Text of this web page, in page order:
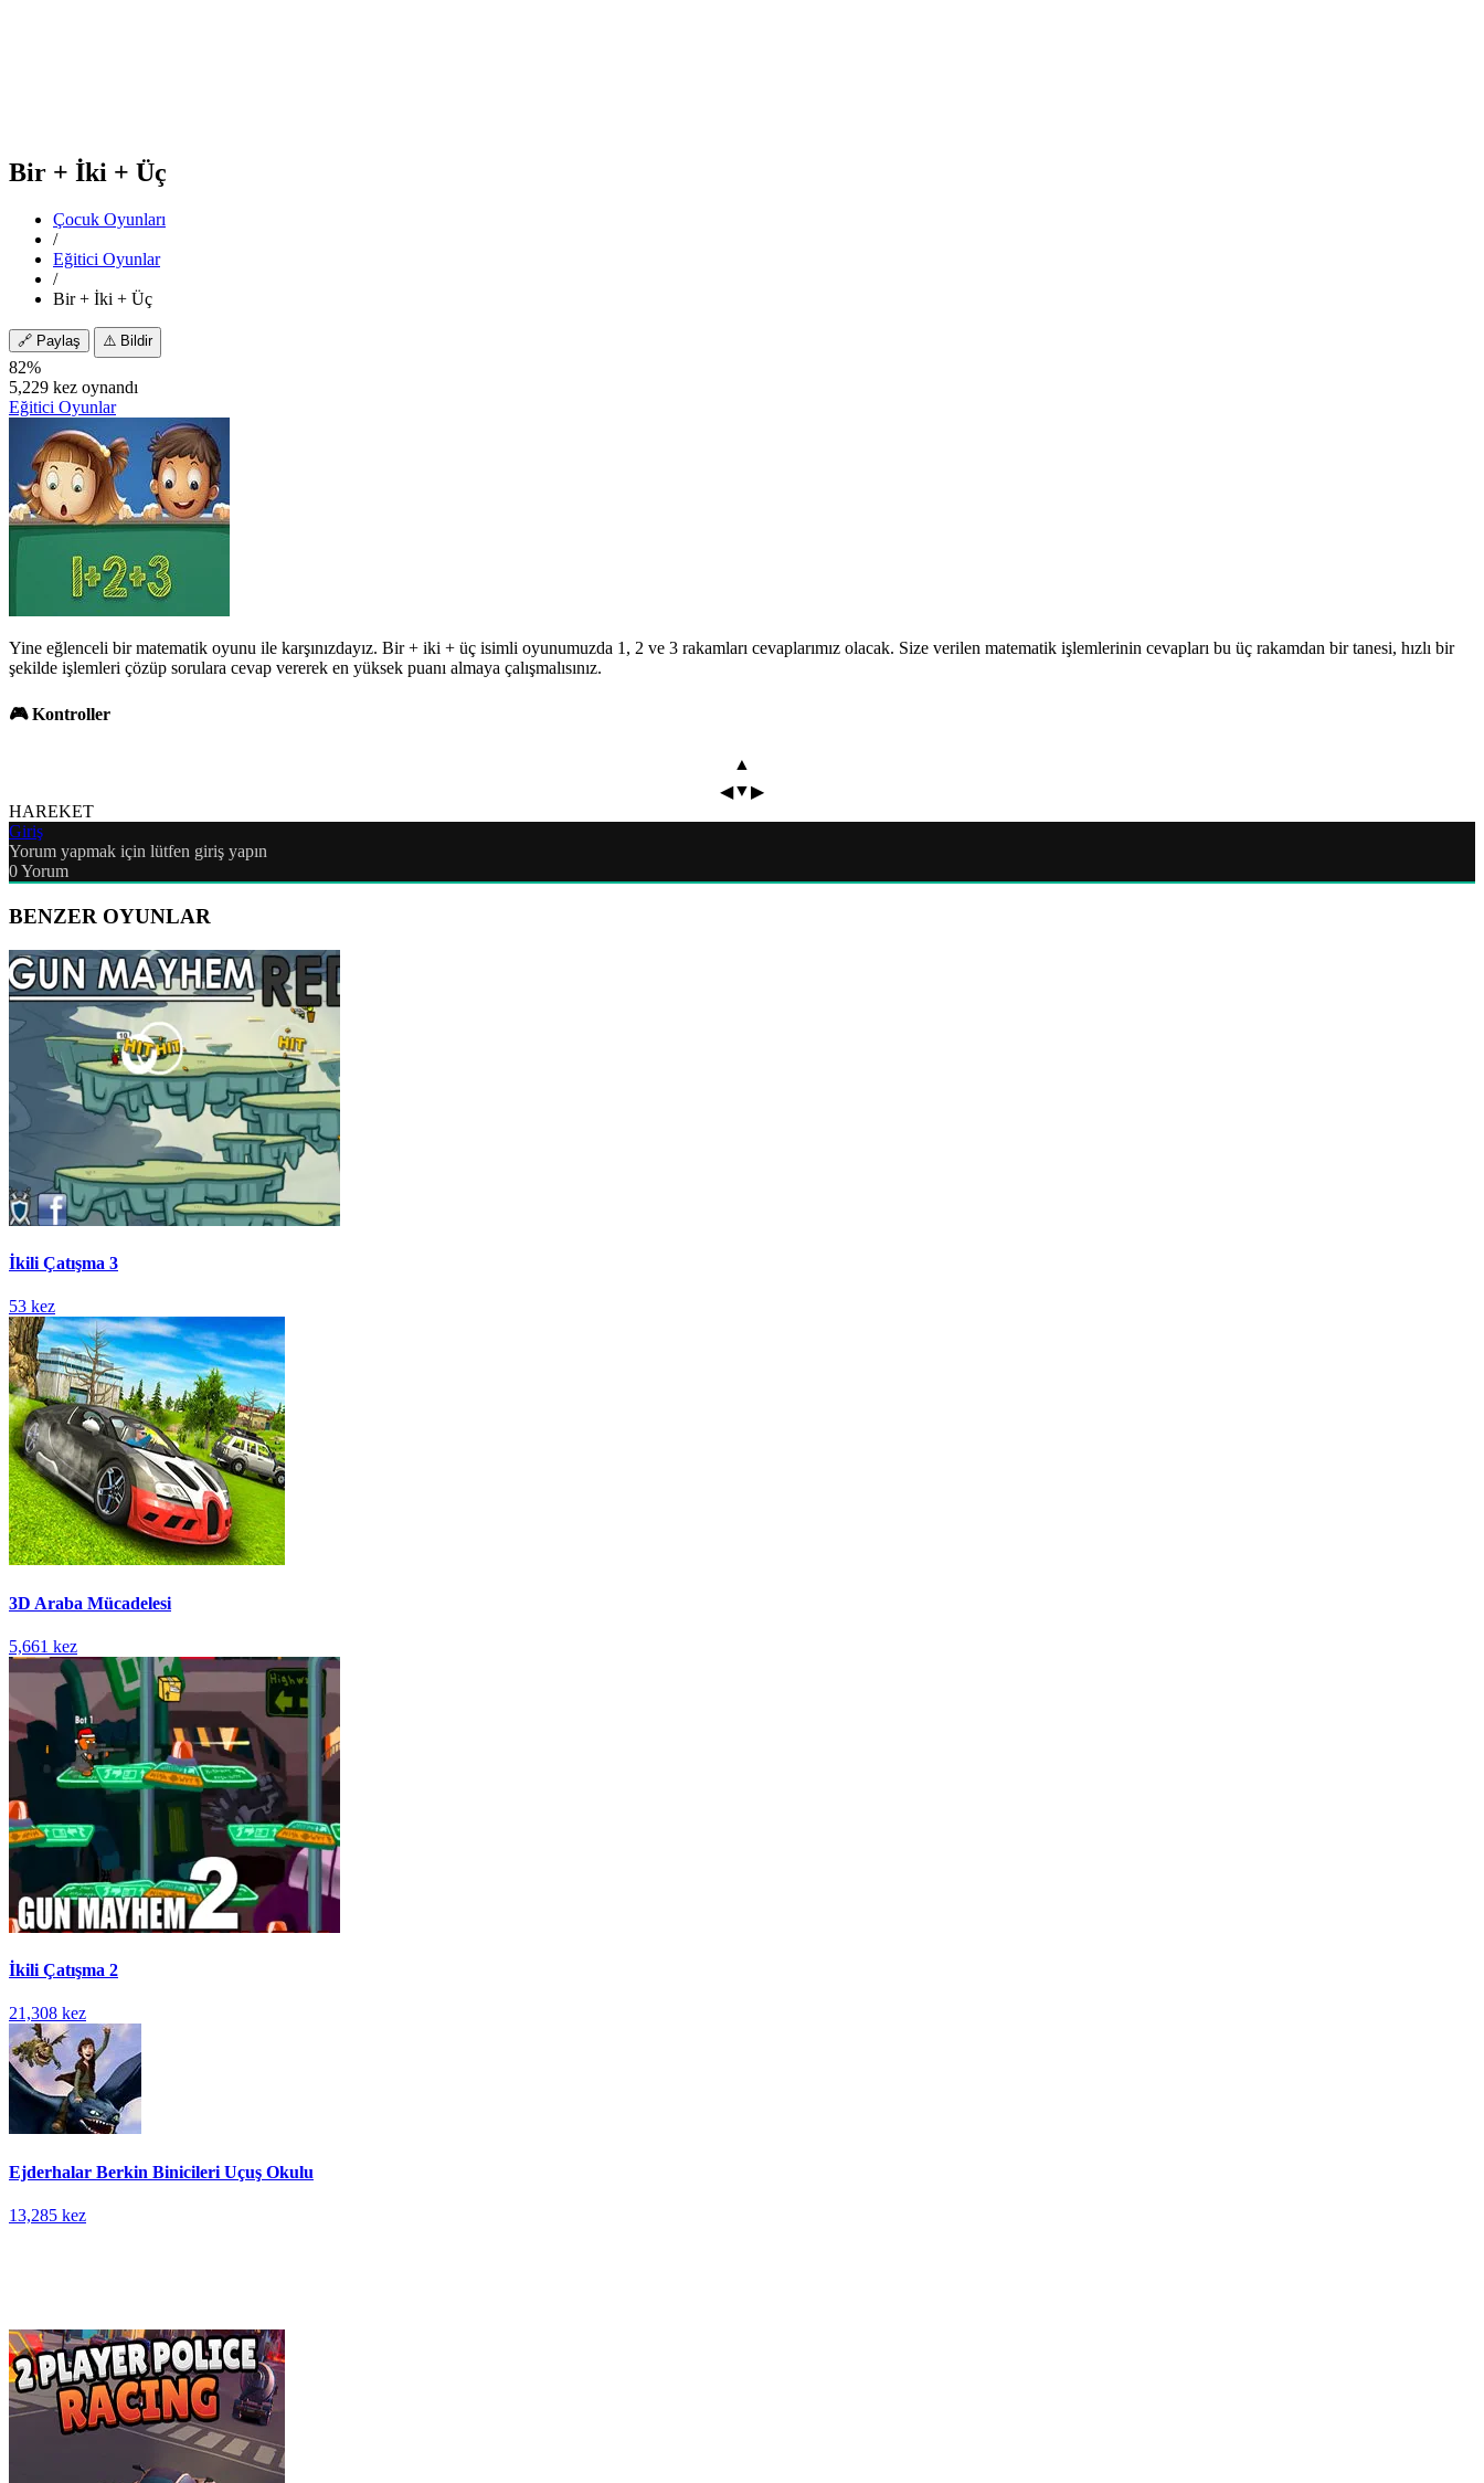
Bir + İki + Üç
Çocuk Oyunları
/
Eğitici Oyunlar
/
Bir + İki + Üç
🔗 Paylaş ⚠️ Bildir
82%
5,229 kez oynandı
Eğitici Oyunlar
Yine eğlenceli bir matematik oyunu ile karşınızdayız. Bir + iki + üç isimli oyunumuzda 1, 2 ve 3 rakamları cevaplarımız olacak. Size verilen matematik işlemlerinin cevapları bu üç rakamdan bir tanesi, hızlı bir
şekilde işlemleri çözüp sorulara cevap vererek en yüksek puanı almaya çalışmalısınız.
🎮 Kontroller
▲
◀▼▶
HAREKET
Giriş
Yorum yapmak için lütfen giriş yapın
0Yorum
BENZER OYUNLAR
İkili Çatışma 3
53 kez
3D Araba Mücadelesi
5,661 kez
İkili Çatışma 2
21,308 kez
Ejderhalar Berkin Binicileri Uçuş Okulu
13,285 kez